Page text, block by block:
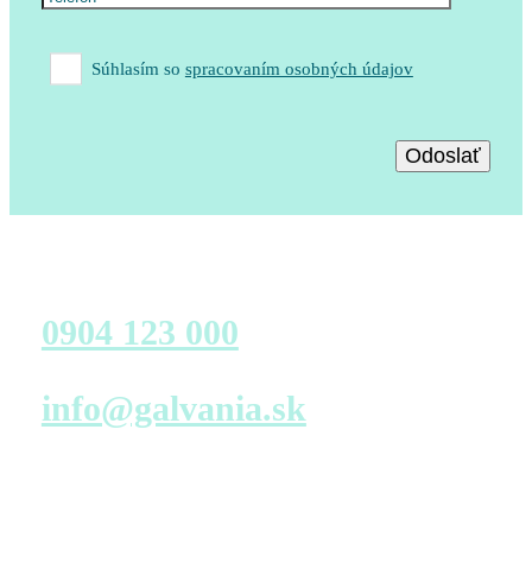
Súhlasím so spracovaním osobných údajov
0904 123 000
info@galvania.sk